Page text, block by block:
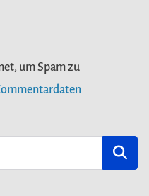
um Spam zu